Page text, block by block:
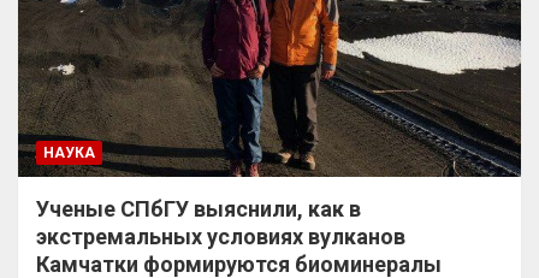
НАУКА
Ученые СПбГУ выяснили, как в
экстремальных условиях вулканов
Камчатки формируются биоминералы